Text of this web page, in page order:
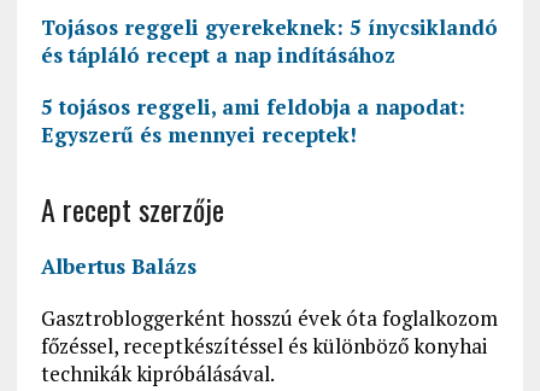
Tojásos reggeli gyerekeknek: 5 ínycsiklandó
és tápláló recept a nap indításához
5 tojásos reggeli, ami feldobja a napodat:
Egyszerű és mennyei receptek!
A recept szerzője
Albertus Balázs
Gasztrobloggerként hosszú évek óta foglalkozom
főzéssel, receptkészítéssel és különböző konyhai
technikák kipróbálásával.